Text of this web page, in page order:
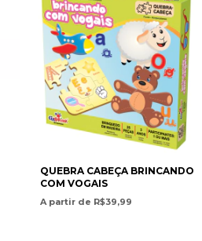
QUEBRA CABEÇA BRINCANDO
COM VOGAIS
A partir de R$39,99